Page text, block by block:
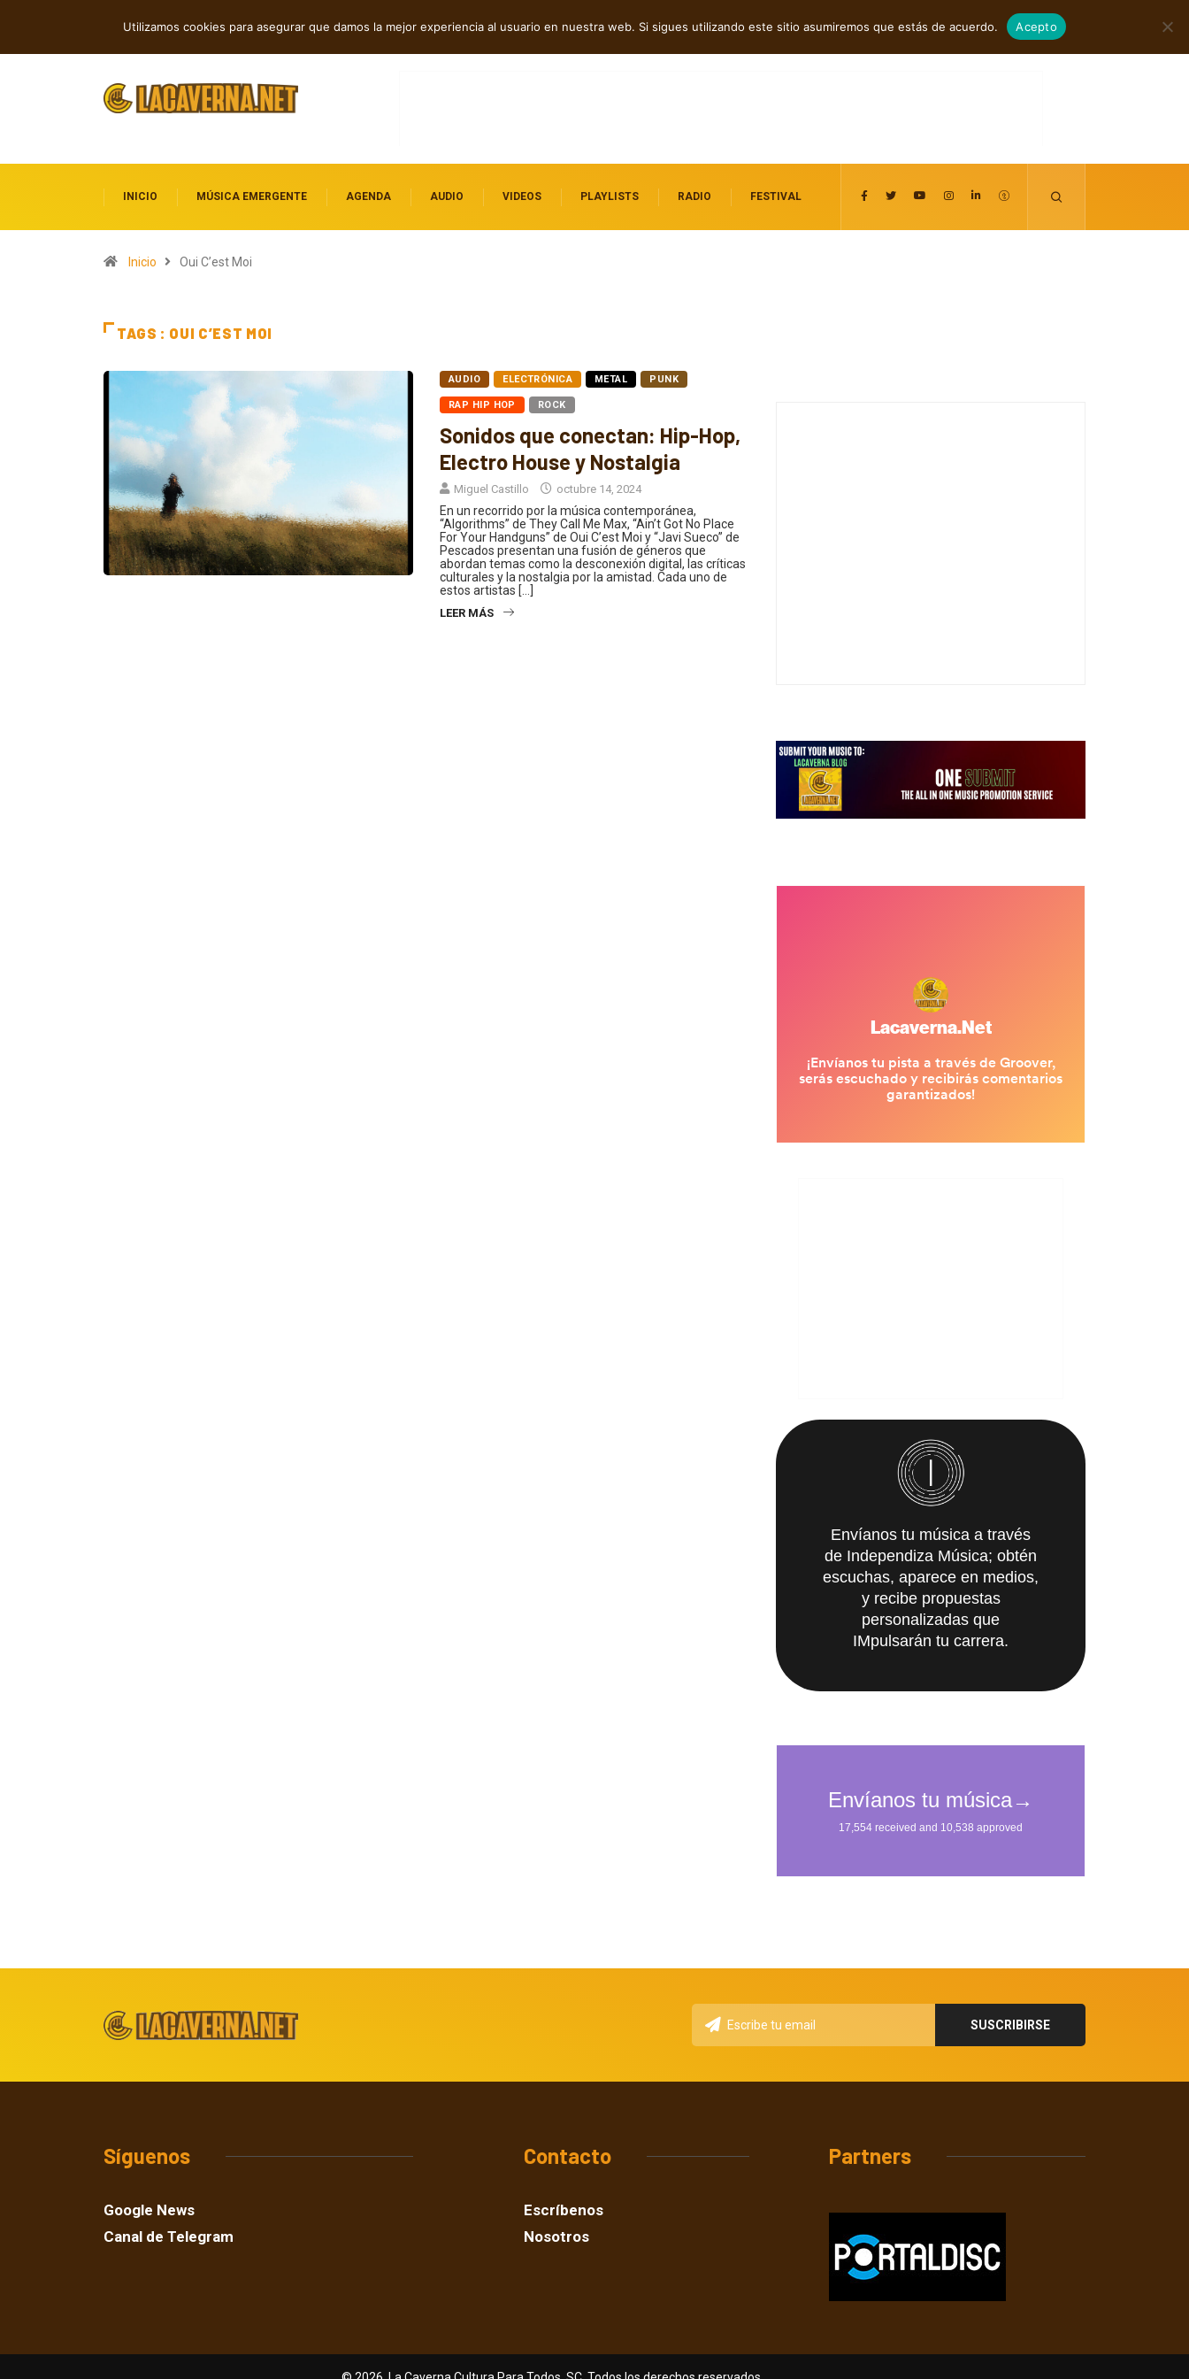
agosto 7, 2026
INICIO MÚSICA EMERGENTE AGENDA AUDIO VIDEOS PLAYLISTS RADIO FESTIVAL
Inicio Oui C’est Moi
TAGS : OUI C’EST MOI
AUDIO ELECTRÓNICA METAL PUNK
RAP HIP HOP ROCK
Sonidos que conectan: Hip-Hop,
Electro House y Nostalgia
Miguel Castillo octubre 14, 2024
En un recorrido por la música contemporánea,
“Algorithms” de They Call Me Max, “Ain’t Got No Place
For Your Handguns” de Oui C’est Moi y “Javi Sueco” de
Pescados presentan una fusión de géneros que
abordan temas como la desconexión digital, las críticas
culturales y la nostalgia por la amistad. Cada uno de
estos artistas […]
LEER MÁS
Envíanos tu música a través
de Independiza Música; obtén
escuchas, aparece en medios,
y recibe propuestas
personalizadas que
IMpulsarán tu carrera.
Síguenos
Google News
Canal de Telegram
Contacto
Escríbenos
Nosotros
Partners
Utilizamos cookies para asegurar que damos la mejor experiencia al usuario en nuestra web. Si sigues utilizando este sitio asumiremos que estás de acuerdo. Acepto